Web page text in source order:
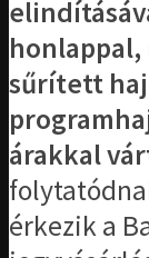
sűrített
árakkal
érkezik a